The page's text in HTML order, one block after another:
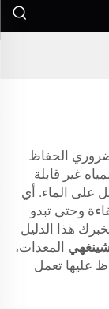
الحفاظ
غير قابلة
على الماء. أي
وحتى تبدو
هذا الدليل
المعدات،
عليها تعمل